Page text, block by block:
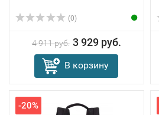
(0)
4 911 руб. 3 929 руб.
В корзину
-20%